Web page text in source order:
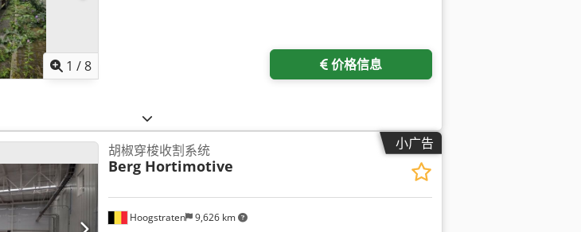
1 /8 价格信息
小广告
Hoogstraten 9,626 km
胡椒穿梭收割系统
Berg Hortimotive